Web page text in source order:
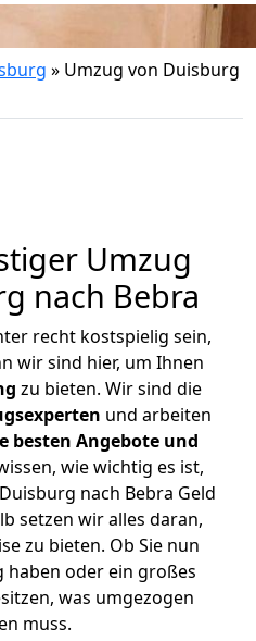
» Umzug von Duisburg
Umzug
nach Bebra
recht kostspielig sein,
wir sind hier, um Ihnen
zu bieten. Wir sind die
und arbeiten
besten Angebote und
wie wichtig es ist,
nach Bebra Geld
setzen wir alles daran,
zu bieten. Ob Sie nun
haben oder ein großes
was umgezogen
muss.